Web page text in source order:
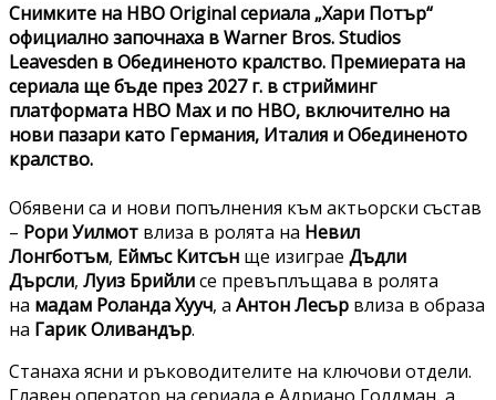
Снимките на HBO Original сериалa „Хари Потър“
официално започнаха в Warner Bros. Studios
Leavesden в Обединеното кралство. Премиерата на
сериала ще бъде през 2027 г. в стрийминг
платформата HBO Max и по HBO, включително на
нови пазари като Германия, Италия и Обединеното
кралство.
Обявени са и нови попълнения към актьорски състав
– Рори Уилмот влиза в ролята на Невил
Лонгботъм, Еймъс Китсън ще изиграе Дъдли
Дърсли, Луиз Брийлисе превъплъщава в ролята
на мадам Роланда Хууч, а Антон Лесър влиза в образа
на Гарик Оливандър.
Станаха ясни и ръководителите на ключови отдели.